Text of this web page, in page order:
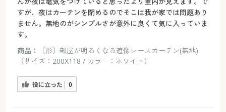
すが、夜はカーテンを閉めるのでそこは我が家では問題あり
ません。無地のがシンプルさが意外に良くて気に入っていま
す。
商品：
〔形〕部屋が明るくなる遮像レースカーテン(無地)
（サイズ：200X118 / カラー：ホワイト）
役に立った 0